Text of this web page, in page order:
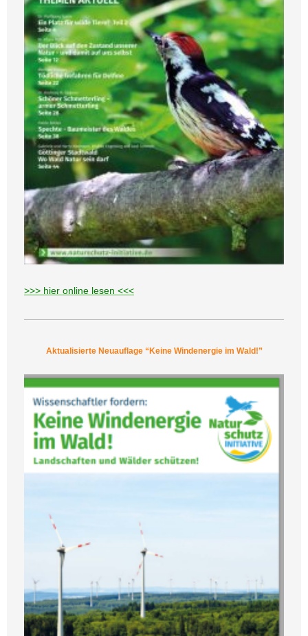
>>> hier online lesen <<<
Aktualisierte Neuauflage “Keine Windenergie im Wald!”